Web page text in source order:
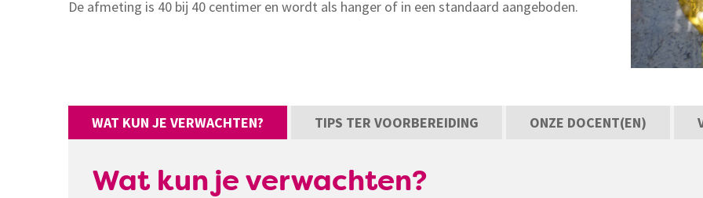
De afmeting is 40 bij 40 centimer en wordt als hanger of in een standaard aangeboden.
WAT KUN JE VERWACHTEN? TIPS TER VOORBEREIDING ONZE DOCENT(EN)
Wat kun je verwachten?